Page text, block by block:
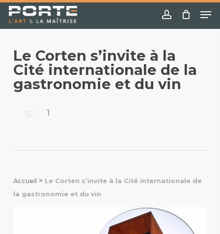
Skip
main
account
Le Corten s’invite à la
Cité internationale de la
gastronomie et du vin
1
Accueil > Le Corten s’invite à la Cité internationale de
la gastronomie et du vin